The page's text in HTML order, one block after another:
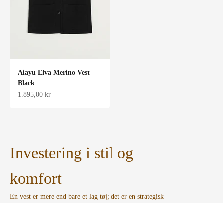
Aiayu Elva Merino Vest
Black
Salgspris
1.895,00 kr
Investering i stil og
komfort
En vest er mere end bare et lag tøj; det er en strategisk